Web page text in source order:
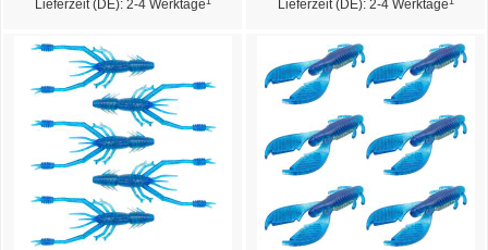
Lieferzeit (DE): 2-4 Werktage Lieferzeit (DE): 2-4 Werktage